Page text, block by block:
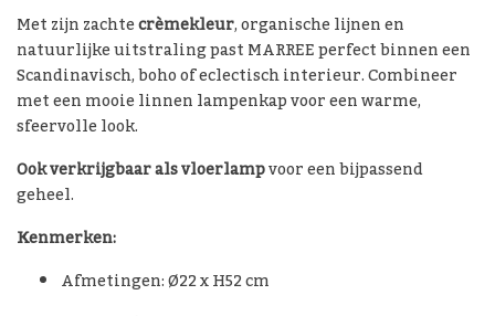
Met zijn zachtecrèmekleur, organische lijnen en
natuurlijke uitstraling past MARREE perfect binnen een
Scandinavisch, boho of eclectisch interieur. Combineer
met een mooie linnen lampenkap voor een warme,
sfeervolle look.
Ook verkrijgbaar als vloerlampvoor een bijpassend
geheel.
Kenmerken:
Afmetingen: Ø22 x H52 cm